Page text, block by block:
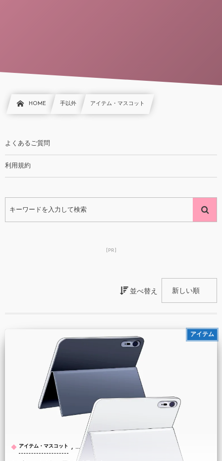
HOME 手以外 アイテム・マスコット
よくあるご質問
利用規約
[PR]
並べ替え
アイテム・マスコット , …
アイテム